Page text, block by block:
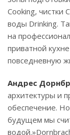
Cooking, чистки
воды Drinking.
на
приватной
повседневную
Андрес
архитектуры и
обеспечение.
будущем мы